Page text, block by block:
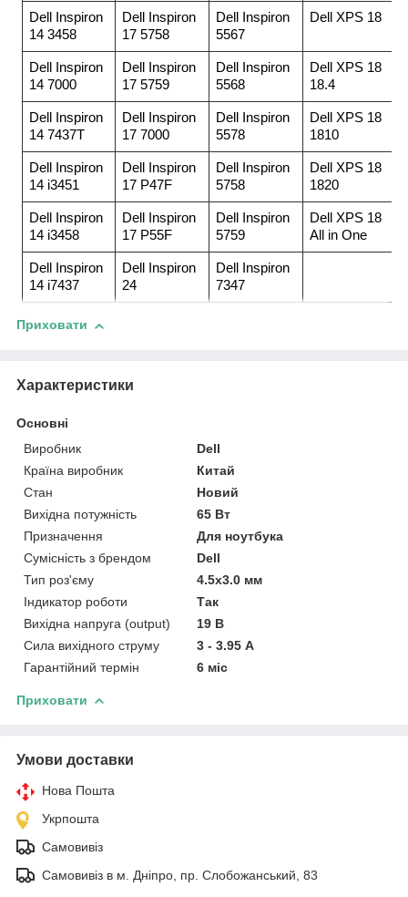
Dell Inspiron
14 3458
Dell Inspiron
17 5758
Dell Inspiron
5567
Dell XPS 18
Dell Inspiron
14 7000
Dell Inspiron
17 5759
Dell Inspiron
5568
Dell XPS 18
18.4
Dell Inspiron
14 7437T
Dell Inspiron
17 7000
Dell Inspiron
5578
Dell XPS 18
1810
Dell Inspiron
14 i3451
Dell Inspiron
17 P47F
Dell Inspiron
5758
Dell XPS 18
1820
Dell Inspiron
14 i3458
Dell Inspiron
17 P55F
Dell Inspiron
5759
Dell XPS 18
All in One
Dell Inspiron
14 i7437
Dell Inspiron
24
Dell Inspiron
7347
Приховати
Характеристики
Основні
Виробник
Dell
Країна виробник
Китай
Стан
Новий
Вихідна потужність
65 Вт
Призначення
Для ноутбука
Сумісність з брендом
Dell
Тип роз'єму
4.5x3.0 мм
Індикатор роботи
Так
Вихідна напруга (output)
19 В
Сила вихідного струму
3 - 3.95 А
Гарантійний термін
6 міс
Приховати
Умови доставки
Нова Пошта
Укрпошта
Самовивіз
Самовивіз в м. Дніпро, пр. Слобожанський, 83